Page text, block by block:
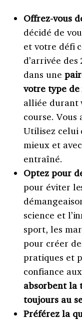
Offrez-vous
décidé de
et votre défi
d’arrivée
dans une
votre type de
alliée durant
course. Vous
Utilisez celui
mieux et
entraîné.
Optez pour
pour éviter
science et
sport, les
pour créer
pratiques et
confiance
absorbent la
toujours au
Préférez la